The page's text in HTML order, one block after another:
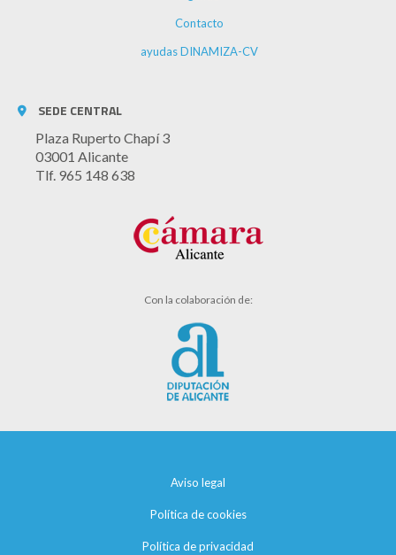
Contacto
ayudas DINAMIZA-CV
SEDE CENTRAL
Plaza Ruperto Chapí 3
03001 Alicante
Tlf. 965 148 638
Con la colaboración de:
Aviso legal
Política de cookies
Política de privacidad